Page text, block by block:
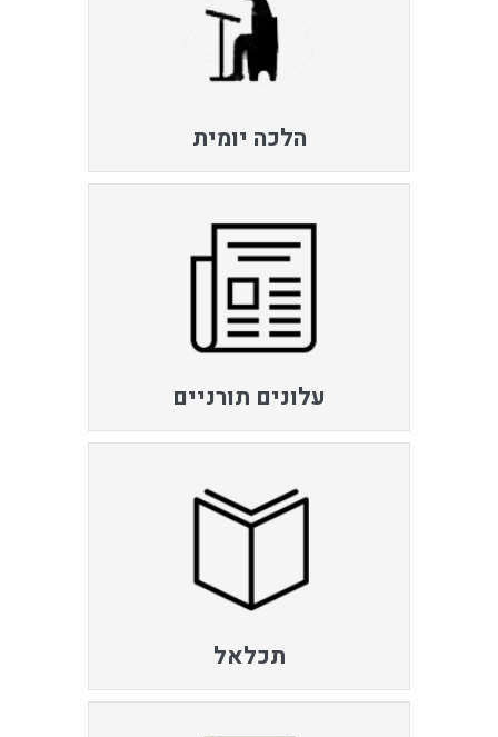
הלכה יומית
עלונים תורניים
תכלאל